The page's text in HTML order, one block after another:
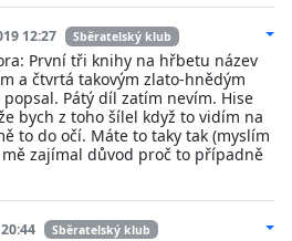
12:27 Sběratelský klub
První tři knihy na hřbetu název
a čtvrtá takovým zlato-hnědým
Pátý díl zatím nevím. Hise
bych z toho šílel když to vidím na
to do očí. Máte to taky tak (myslím
mě zajímal důvod proč to případně
Sběratelský klub